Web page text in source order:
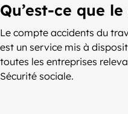
Qu’est-ce que
Le compte accidents du
est un service mis à
toutes les entreprises
Sécurité sociale.